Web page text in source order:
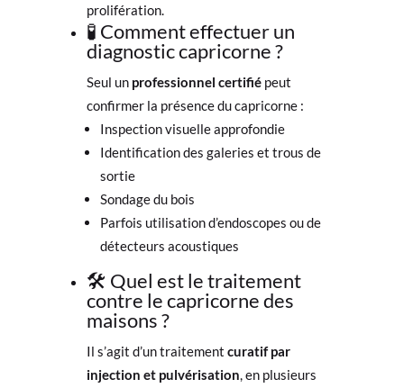
prolifération.
🧪 Comment effectuer un
diagnostic capricorne ?
Seul un professionnel certifiépeut
confirmer la présence du capricorne :
Inspection visuelle approfondie
Identification des galeries et trous de
sortie
Sondage du bois
Parfois utilisation d’endoscopes ou de
détecteurs acoustiques
🛠️ Quel est le traitement
contre le capricorne des
maisons ?
Il s’agit d’un traitement curatif par
injection et pulvérisation, en plusieurs